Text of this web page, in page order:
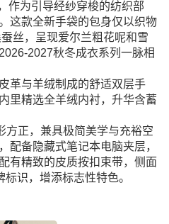
作为引导经纱穿梭的纺织部
这款全新手袋的包身仅以织物
丝，呈现爱尔兰粗花呢和雪
2027秋冬成衣系列一脉相
革与羊绒制成的舒适双层手
里精选全羊绒内衬，升华含蓄
方正，兼具极简美学与充裕空
配备隐藏式笔记本电脑夹层，
有精致的皮质按扣束带，侧面
识，增添标志性特色。